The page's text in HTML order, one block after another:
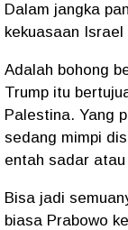
Dalam jangka
kekuasaan
Adalah bohong
Trump itu
Palestina. Yang
sedang mimpi
entah sadar
Bisa jadi
biasa Prabowo